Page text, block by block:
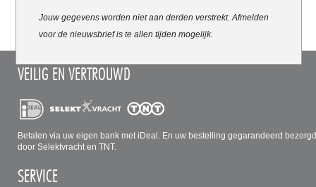
VEILIG EN VERTROUWD
Betalen via uw eigen bank met iDeal. En uw bestelling gegarandeerd
door Selektvracht en TNT.
SERVICE
Levertijd, retourneren, ruilen
Jouw gegevens worden niet aan derden verstrekt. Afmelden
voor de nieuwsbrief is te allen tijden mogelijk.